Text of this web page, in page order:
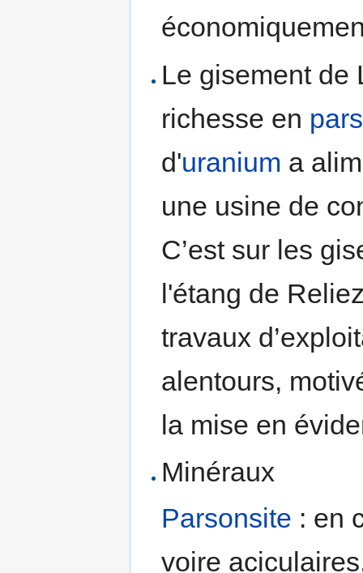
Le gisement de
richesse en
d'uranium a
une usine de
C’est sur les
l'étang de
travaux
alentours,
la mise en
Minéraux
Parsonsite : en
voire